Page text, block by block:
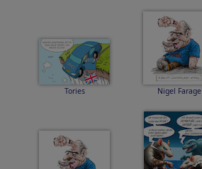
Tories Nigel Farage